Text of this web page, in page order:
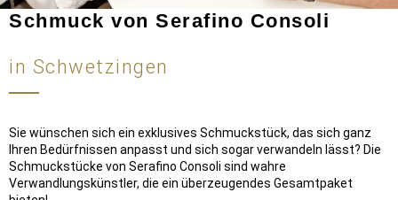
Schmuck von Serafino Consoli
in Schwetzingen
Sie wünschen sich ein exklusives Schmuckstück, das sich ganz
Ihren Bedürfnissen anpasst und sich sogar verwandeln lässt? Die
Schmuckstücke von Serafino Consoli sind wahre
Verwandlungskünstler, die ein überzeugendes Gesamtpaket